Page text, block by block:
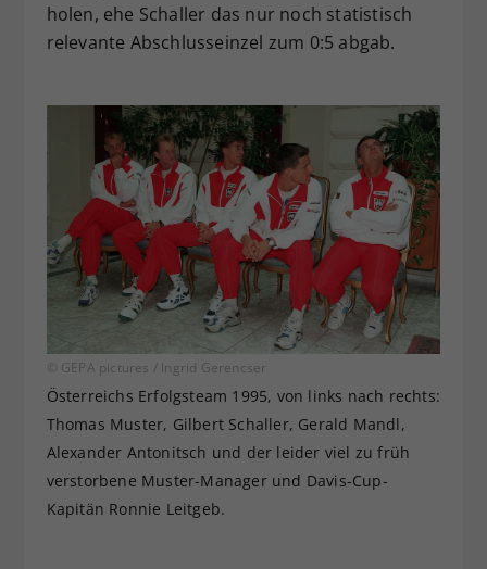
holen, ehe Schaller das nur noch statistisch
relevante Abschlusseinzel zum 0:5 abgab.
© GEPA pictures / Ingrid Gerencser
Österreichs Erfolgsteam 1995, von links nach rechts:
Thomas Muster, Gilbert Schaller, Gerald Mandl,
Alexander Antonitsch und der leider viel zu früh
verstorbene Muster-Manager und Davis-Cup-
Kapitän Ronnie Leitgeb.